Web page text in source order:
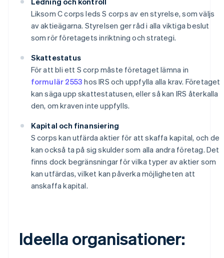
Liksom C corps leds S corps av en styrelse, som väljs
av aktieägarna. Styrelsen ger råd i alla viktiga beslut
som rör företagets inriktning och strategi.
Skattestatus
För att bli ett S corp måste företaget lämna in
formulär 2553 hos IRS och uppfylla alla krav. Företaget
kan säga upp skattestatusen, eller så kan IRS återkalla
den, om kraven inte uppfylls.
Kapital och finansiering
S corps kan utfärda aktier för att skaffa kapital, och de
kan också ta på sig skulder som alla andra företag. Det
finns dock begränsningar för vilka typer av aktier som
kan utfärdas, vilket kan påverka möjligheten att
anskaffa kapital.
Ideella organisationer: